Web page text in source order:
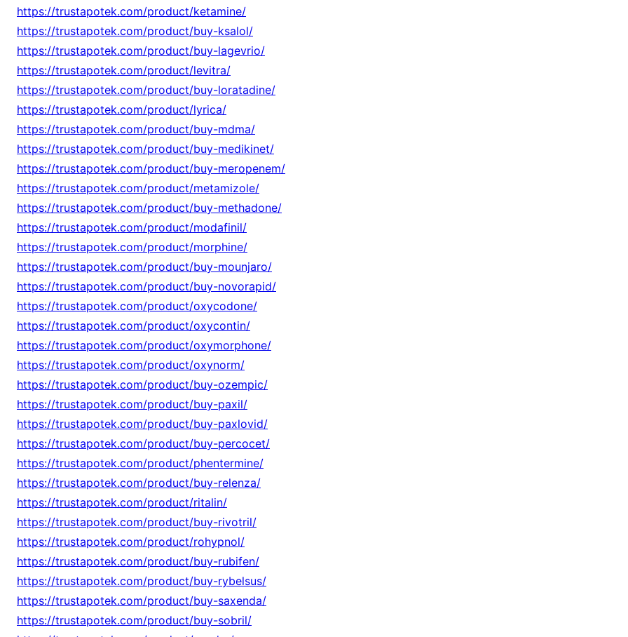
https://trustapotek.com/product/ketamine/
https://trustapotek.com/product/buy-ksalol/
https://trustapotek.com/product/buy-lagevrio/
https://trustapotek.com/product/levitra/
https://trustapotek.com/product/buy-loratadine/
https://trustapotek.com/product/lyrica/
https://trustapotek.com/product/buy-mdma/
https://trustapotek.com/product/buy-medikinet/
https://trustapotek.com/product/buy-meropenem/
https://trustapotek.com/product/metamizole/
https://trustapotek.com/product/buy-methadone/
https://trustapotek.com/product/modafinil/
https://trustapotek.com/product/morphine/
https://trustapotek.com/product/buy-mounjaro/
https://trustapotek.com/product/buy-novorapid/
https://trustapotek.com/product/oxycodone/
https://trustapotek.com/product/oxycontin/
https://trustapotek.com/product/oxymorphone/
https://trustapotek.com/product/oxynorm/
https://trustapotek.com/product/buy-ozempic/
https://trustapotek.com/product/buy-paxil/
https://trustapotek.com/product/buy-paxlovid/
https://trustapotek.com/product/buy-percocet/
https://trustapotek.com/product/phentermine/
https://trustapotek.com/product/buy-relenza/
https://trustapotek.com/product/ritalin/
https://trustapotek.com/product/buy-rivotril/
https://trustapotek.com/product/rohypnol/
https://trustapotek.com/product/buy-rubifen/
https://trustapotek.com/product/buy-rybelsus/
https://trustapotek.com/product/buy-saxenda/
https://trustapotek.com/product/buy-sobril/